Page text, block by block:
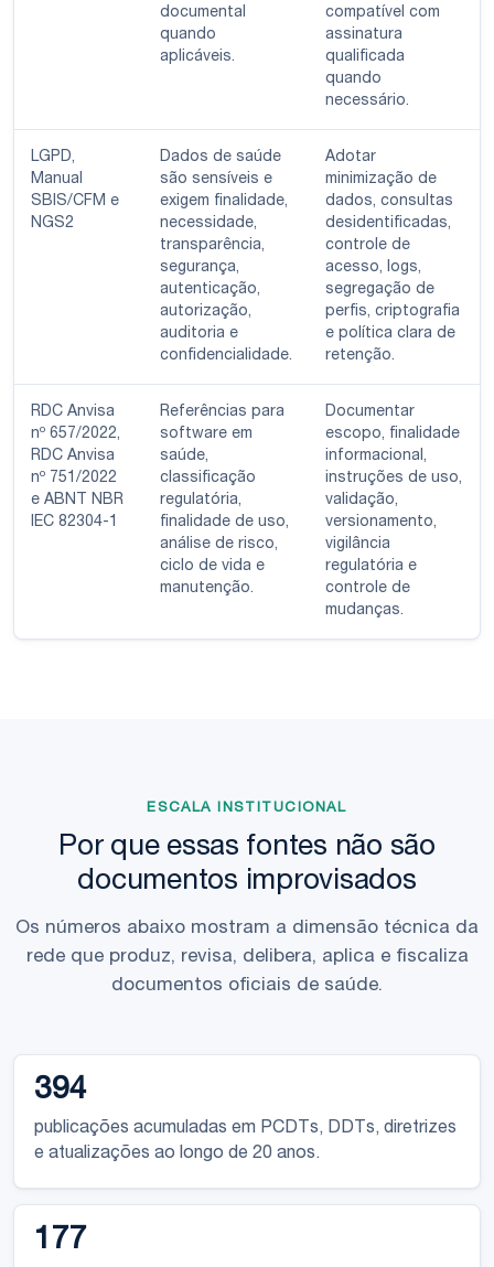
documental
quando
aplicáveis.
compatível com
assinatura
qualificada
quando
necessário.
LGPD,
Manual
SBIS/CFM e
NGS2
Dados de saúde
são sensíveis e
exigem finalidade,
necessidade,
transparência,
segurança,
autenticação,
autorização,
auditoria e
confidencialidade.
Adotar
minimização de
dados, consultas
desidentificadas,
controle de
acesso, logs,
segregação de
perfis, criptografia
e política clara de
retenção.
RDC Anvisa
nº 657/2022,
RDC Anvisa
nº 751/2022
e ABNT NBR
IEC 82304-1
Referências para
software em
saúde,
classificação
regulatória,
finalidade de uso,
análise de risco,
ciclo de vida e
manutenção.
Documentar
escopo, finalidade
informacional,
instruções de uso,
validação,
versionamento,
vigilância
regulatória e
controle de
mudanças.
ESCALA INSTITUCIONAL
Por que essas fontes não são
documentos improvisados
Os números abaixo mostram a dimensão técnica da
rede que produz, revisa, delibera, aplica e fiscaliza
documentos oficiais de saúde.
394
publicações acumuladas em PCDTs, DDTs, diretrizes
e atualizações ao longo de 20 anos.
177